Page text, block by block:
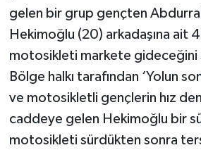
gelen bir grup gençten
Hekimoğlu (20) arkadaşına ait
motosikleti markete gideceğini
Bölge halkı tarafından ‘Yolun
ve motosikletli gençlerin hız
caddeye gelen Hekimoğlu bir
motosikleti sürdükten sonra